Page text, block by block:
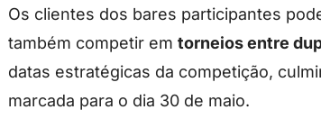
Os clientes dos bares participantes
também competir em torneios entre
datas estratégicas da competição,
marcada para o dia 30 de maio.